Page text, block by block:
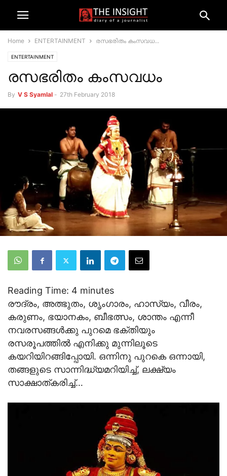
Home ENTERTAINMENT രസഭരിതം കംസവധ...
ENTERTAINMENT
രസഭരിതം കംസവധം
By V S Syamlal - 27th February 2018
Reading Time: 4 minutes
രൗദ്രം, അത്ഭുതം, ശൃംഗാരം, ഹാസ്യം, വീരം,
കരുണം, ഭയാനകം, ബീഭത്സം, ശാന്തം എന്നീ
നവരസങ്ങള്‍ക്കു പുറമെ ഭക്തിയും
രസരൂപത്തില്‍ എനിക്കു മുന്നിലൂടെ
കയറിയിറങ്ങിപ്പോയി. ഒന്നിനു പുറകെ ഒന്നായി,
തങ്ങളുടെ സാന്നിദ്ധ്യമറിയിച്ച്, ലക്ഷ്യം
സാക്ഷാത്കരിച്ച്…